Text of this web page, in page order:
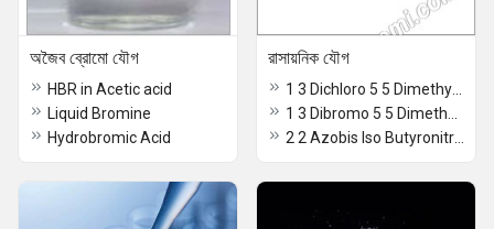
অজৈব ব্রোমো যৌগ
HBR in Acetic acid
Liquid Bromine
Hydrobromic Acid
রাসায়নিক যৌগ